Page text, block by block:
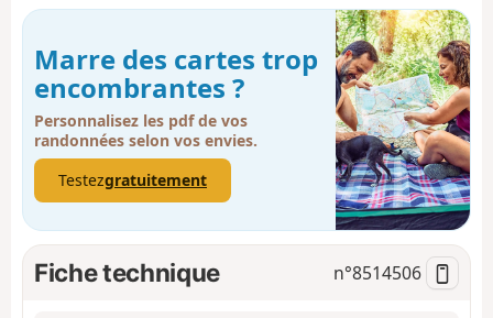
Marre des cartes trop
encombrantes ?
Personnalisez les pdf de vos
randonnées selon vos envies.
Testezgratuitement
Fiche technique n°8514506